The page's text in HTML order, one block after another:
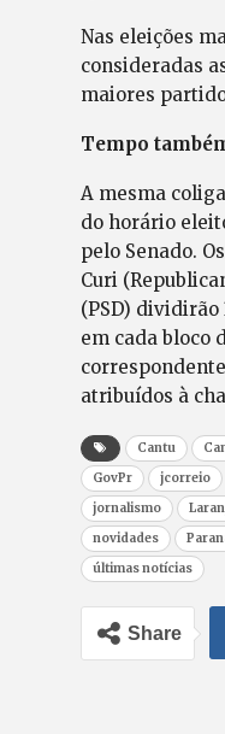
Nas eleições
consideradas
maiores
Tempo
A mesma
do horário
pelo Senado.
Curi
(PSD) dividirão
em cada bloco
atribuídos à
Cantu
GovPr
jcorreio
jornalismo
novidades
últimas notícias
Share